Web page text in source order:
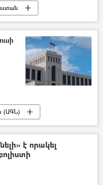
(ԵԱՏՄ)
(ԱԳՆ)
ԱԳՆ
ուղերձէ որակել